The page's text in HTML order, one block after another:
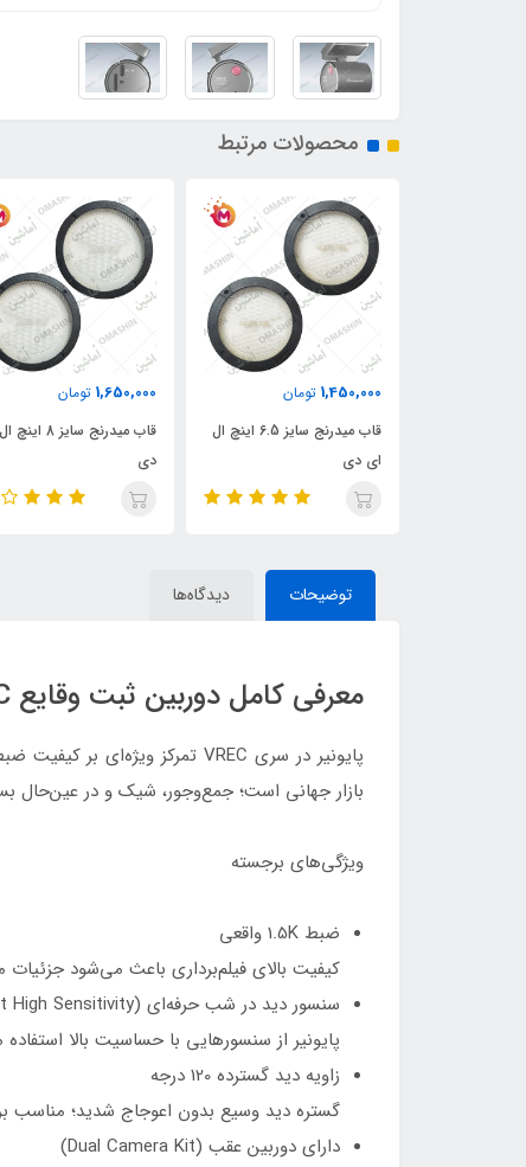
محصولات مرتبط
1,450,000 تومان
قاب میدرنج سایز 6.5 اینچ ال
ای دی
1,650,000 تومان
قاب میدرنج سایز
دی
توضیحات دیدگاه‌ها
معرفی کامل دوربین ثبت وقایع Pioneer Dash Camera VREC‑H120SC
بازار جهانی است؛ جمع‌وجور، شیک و در عین‌حال
ویژگی‌های برجسته
ضبط 1.5K واقعی
کیفیت بالای فیلم‌برداری باعث می‌شود
سنسور دید در شب حرفه‌ای (Night High Sensitivity)
پایونیر از سنسورهایی با حساسیت بالا
زاویه دید گسترده 120 درجه
گستره دید وسیع بدون اعوجاج شدید؛ مناسب
دارای دوربین عقب (Dual Camera Kit)